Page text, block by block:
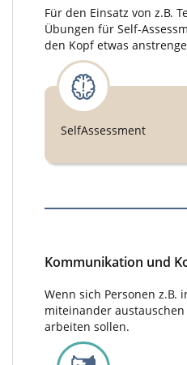
Für den Einsatz von z.B.
Übungen für Self-
den Kopf etwas
SelfAssessment
Kommunikation und
Wenn sich Personen z.B.
miteinander
arbeiten sollen.